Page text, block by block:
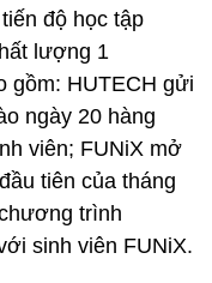
độ học tập
lượng 1
gồm: HUTECH gửi
ngày 20 hàng
viên; FUNiX mở
tiên của tháng
trình
sinh viên FUNiX.